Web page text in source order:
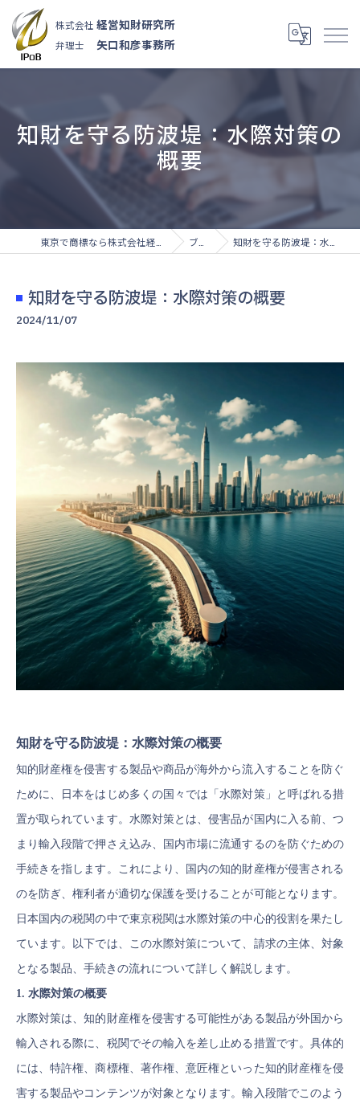
株式会社 経営知財研究所
弁理士 矢口和彦事務所
知財を守る防波堤：水際対策の
概要
ブログ 知財を守る防波堤：水際対策の概要
知財を守る防波堤：水際対策の概要
2024/11/07
知財を守る防波堤：水際対策の概要
知的財産権を侵害する製品や商品が海外から流入することを防ぐ
ために、日本をはじめ多くの国々では「水際対策」と呼ばれる措
置が取られています。水際対策とは、侵害品が国内に入る前、つ
まり輸入段階で押さえ込み、国内市場に流通するのを防ぐための
手続きを指します。これにより、国内の知的財産権が侵害される
のを防ぎ、権利者が適切な保護を受けることが可能となります。
日本国内の税関の中で東京税関は水際対策の中心的役割を果たし
ています。以下では、この水際対策について、請求の主体、対象
となる製品、手続きの流れについて詳しく解説します。
1. 水際対策の概要
水際対策は、知的財産権を侵害する可能性がある製品が外国から
輸入される際に、税関でその輸入を差し止める措置です。具体的
には、特許権、商標権、著作権、意匠権といった知的財産権を侵
害する製品やコンテンツが対象となります。輸入段階でこのよう